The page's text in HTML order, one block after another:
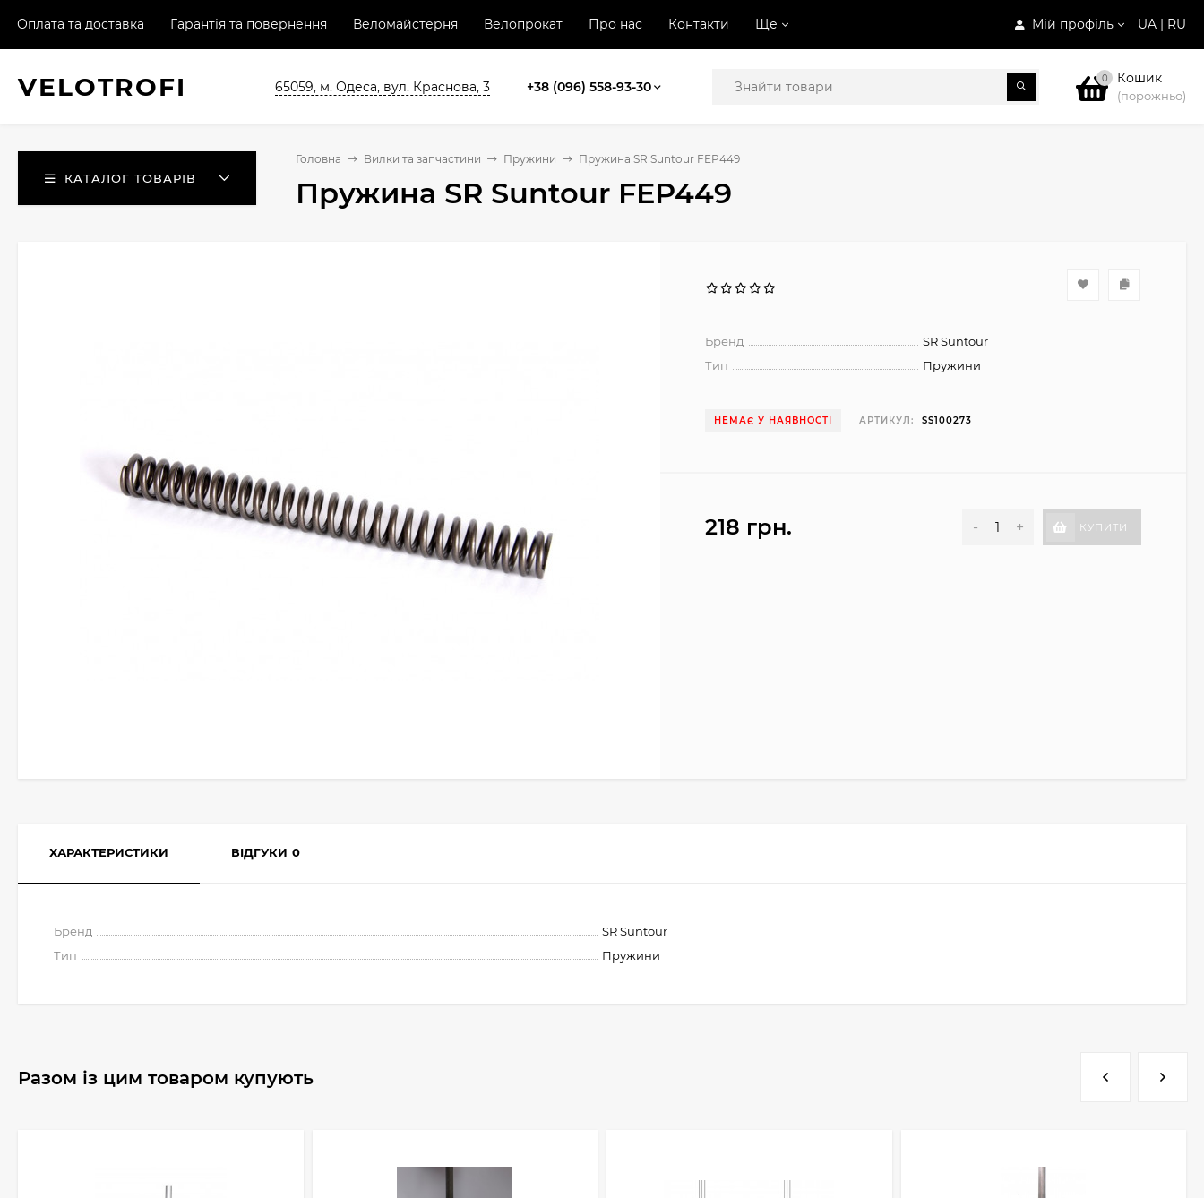
Мій профіль UA | RU
Оплата та доставка Гарантія та повернення Веломайстерня Велопрокат Про нас Контакти Ще
VELOTROFI 65059, м. Одеса, вул. Краснова, 3 +38 (096) 558-93-30 0 Кошик
(порожньо)
КАТАЛОГ ТОВАРІВ
Головна Вилки та запчастини Пружини Пружина SR Suntour FEP449
Пружина SR Suntour FEP449
Бренд
SR Suntour
Тип
Пружини
НЕМАЄ У НАЯВНОСТІ АРТИКУЛ: SS100273
218 грн. - + КУПИТИ
ХАРАКТЕРИСТИКИ ВІДГУКИ 0
Бренд
SR Suntour
Тип
Пружини
Разом із цим товаром купують